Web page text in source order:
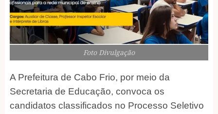
Foto Divulgação
A Prefeitura de Cabo Frio, por meio da
Secretaria de Educação, convoca os
candidatos classificados no Processo Seletivo